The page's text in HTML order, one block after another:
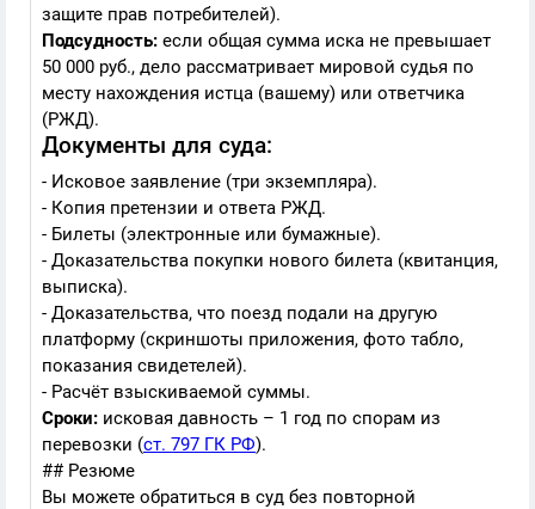
защите прав потребителей).
Подсудность: если общая сумма иска не превышает
50 000 руб., дело рассматривает мировой судья по
месту нахождения истца (вашему) или ответчика
(РЖД).
Документы для суда:
- Исковое заявление (три экземпляра).
- Копия претензии и ответа РЖД.
- Билеты (электронные или бумажные).
- Доказательства покупки нового билета (квитанция,
выписка).
- Доказательства, что поезд подали на другую
платформу (скриншоты приложения, фото табло,
показания свидетелей).
- Расчёт взыскиваемой суммы.
Сроки: исковая давность – 1 год по спорам из
перевозки (ст. 797 ГК РФ).
## Резюме
Вы можете обратиться в суд без повторной